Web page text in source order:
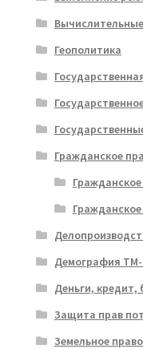
Геополитика
Гражданское
Демография ТМ-
Деньги, кредит,
Защита прав
Земельное право